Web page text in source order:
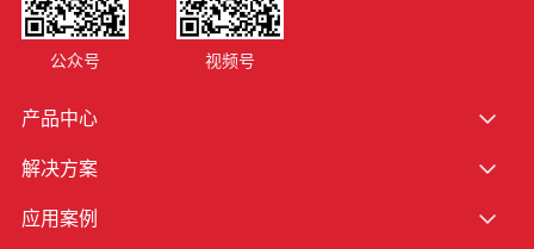
公众号 视频号
产品中心
解决方案
应用案例